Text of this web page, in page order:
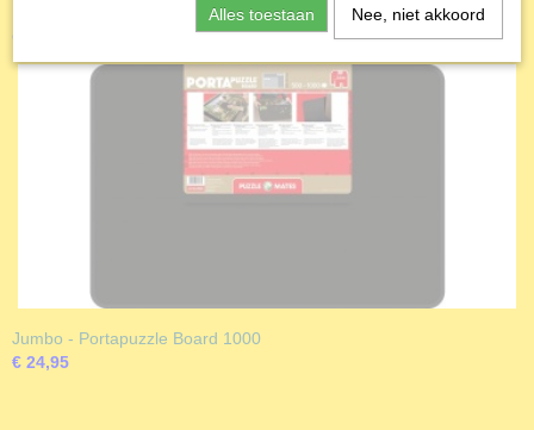
Jumbo - Portapuzzle Board 1000
€ 24,95
Alles toestaan Nee, niet akkoord